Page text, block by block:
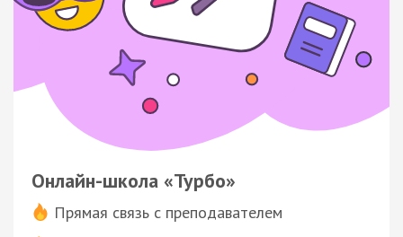
Онлайн-школа «Турбо»
Прямая связь с преподавателем